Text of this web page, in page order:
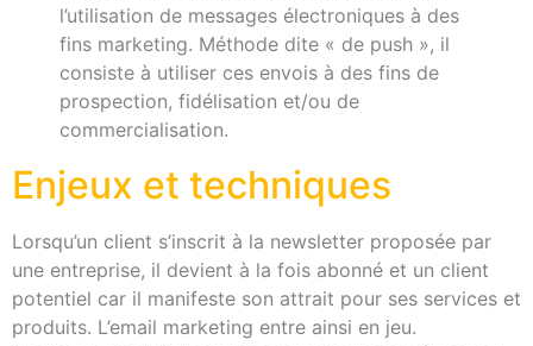
l’utilisation de messages électroniques à des
fins marketing. Méthode dite « de push », il
consiste à utiliser ces envois à des fins de
prospection, fidélisation et/ou de
commercialisation.
Enjeux et techniques
Lorsqu’un client s’inscrit à la newsletter proposée par
une entreprise, il devient à la fois abonné et un client
potentiel car il manifeste son attrait pour ses services et
produits. L’email marketing entre ainsi en jeu.